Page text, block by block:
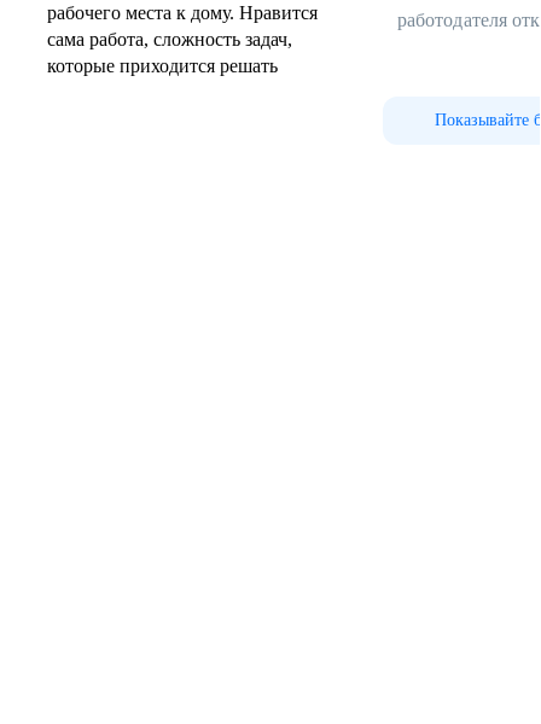
рабочего места к дому. Нравится
сама работа, сложность задач,
которые приходится решать
работодателя
Показывайте